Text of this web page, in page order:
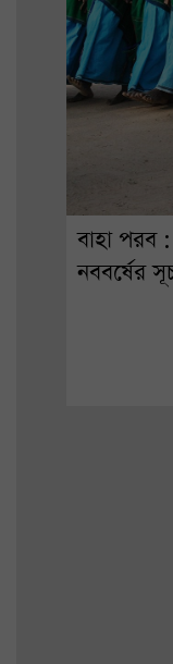
বাহা পরব
নববর্ষের